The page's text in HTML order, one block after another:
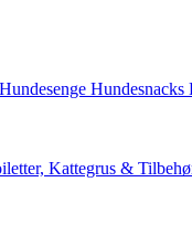
Hundesenge Hundesnacks
Kattegrus &